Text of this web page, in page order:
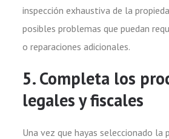
inspección exhaustiva de la
posibles problemas que puedan
o reparaciones adicionales.
5. Completa los
legales y fiscales
Una vez que hayas seleccionado la